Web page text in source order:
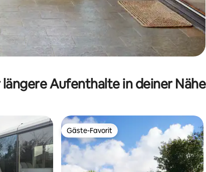
Aufenthalte in deiner Nähe
Gäste-Favorit
Gäste-Favorit